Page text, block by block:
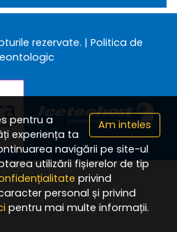
rezervate. | Politica de
Am inteles
pentru a
experiența ta
navigării pe site-ul
utilizării fișierelor de tip
privind
personal și privind
pentru mai multe informații.